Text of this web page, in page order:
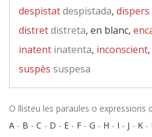
despistatdespistada, dispers
distretdistreta, en blanc,
inatent inatenta, inconscient,
suspès suspesa
O llisteu les paraules o expressions
A - B - C - D - E - F - G - H - I - J - K -